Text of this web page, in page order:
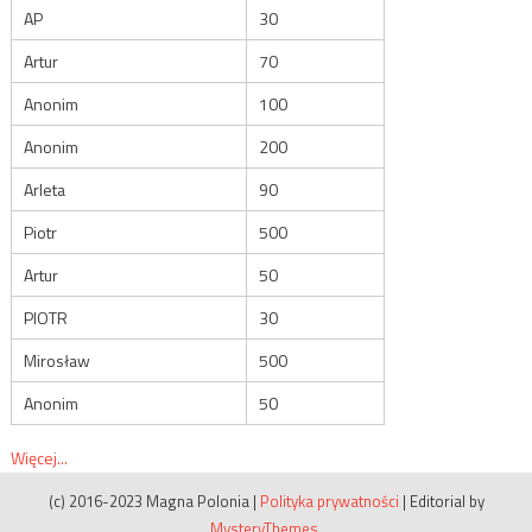
AP
30
Artur
70
Anonim
100
Anonim
200
Arleta
90
Piotr
500
Artur
50
PIOTR
30
Mirosław
500
Anonim
50
Więcej...
(c) 2016-2023 Magna Polonia | Polityka prywatności | Editorial by